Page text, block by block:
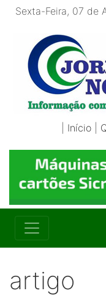
Sexta-Feira, 07 de
Início
artigo